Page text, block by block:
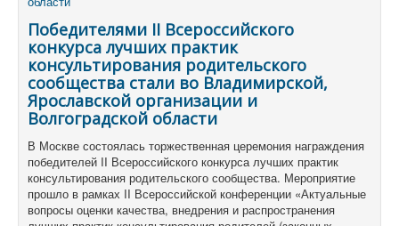
Победителями II Всероссийского
конкурса лучших практик
консультирования родительского
сообщества стали во Владимирской,
Ярославской организации и
Волгоградской области
В Москве состоялась торжественная церемония награждения
победителей II Всероссийского конкурса лучших практик
консультирования родительского сообщества. Мероприятие
прошло в рамках II Всероссийской конференции «Актуальные
вопросы оценки качества, внедрения и распространения